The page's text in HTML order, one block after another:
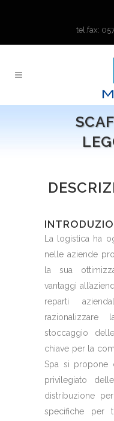
tel.fax:
La logistica ha
nelle aziende
la sua
vantaggi
reparti
stoccaggio
chiave per la
Spa si propone
privilegiato
distribuzione
specifiche per